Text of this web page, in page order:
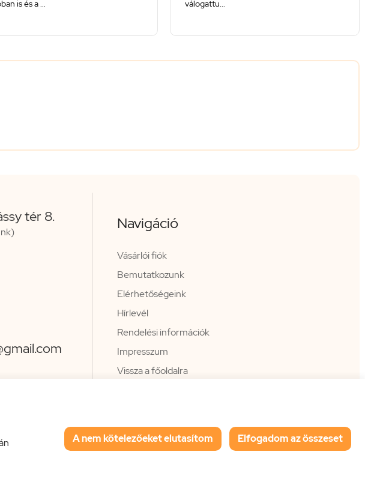
A nem kötelezőeket elutasítom Elfogadom az összeset
is és a ...
válogattu...
tér 8. Navigáció
Vásárlói fiók
Bemutatkozunk
Elérhetőségeink
Hírlevél
Rendelési információk
Impresszum
Vissza a főoldalra